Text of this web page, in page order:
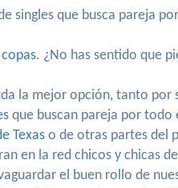
singles que busca pareja
. ¿No has sentido que
la mejor opción, tanto por
que buscan pareja por todo
Texas o de otras partes del
en la red chicos y chicas
el buen rollo de